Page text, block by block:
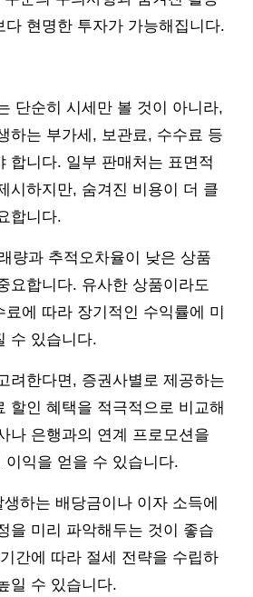
다 현명한 투자가 가능해집니다.
단순히 시세만 볼 것이 아니라,
하는 부가세, 보관료, 수수료 등
합니다. 일부 판매처는 표면적
시하지만, 숨겨진 비용이 더 클
합니다.
량과 추적오차율이 낮은 상품
요합니다. 유사한 상품이라도
에 따라 장기적인 수익률에 미
수 있습니다.
려한다면, 증권사별로 제공하는
할인 혜택을 적극적으로 비교해
나 은행과의 연계 프로모션을
이익을 얻을 수 있습니다.
하는 배당금이나 이자 소득에
을 미리 파악해두는 것이 좋습
간에 따라 절세 전략을 수립하
일 수 있습니다.